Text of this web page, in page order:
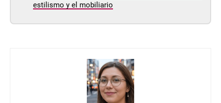
estilismo y el mobiliario